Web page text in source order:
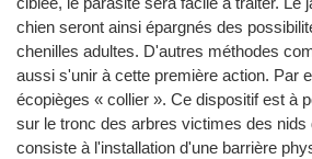
chien seront ainsi épargnés des
chenilles adultes. D'autres méthodes
aussi s'unir à cette première action. Par
écopièges « collier ». Ce dispositif est à
sur le tronc des arbres victimes des nids
consiste à l'installation d'une barrière